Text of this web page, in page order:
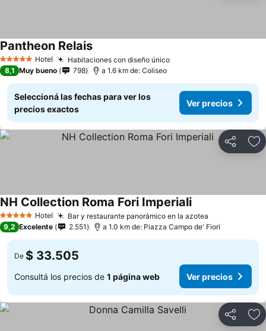
5 Estrellas Hotel Habitaciones con diseño único
Pantheon Relais
8,1 Muy bueno 798 a 1.6 km de: Coliseo
Seleccioná las fechas para ver los
precios exactos
Ver precios
Compartir
5 Estrellas Hotel Bar y restaurante panorámico en la azotea
NH Collection Roma Fori Imperiali
9,2 Excelente 2.551 a 1.0 km de: Piazza Campo de' Fiori
De $ 33.505
Consultá los precios de 1 página web Ver precios
Compartir